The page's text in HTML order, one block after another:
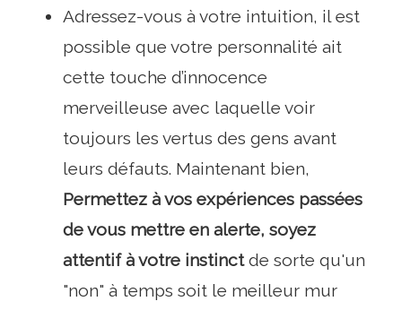
Adressez-vous à votre intuition, il est
possible que votre personnalité ait
cette touche d’innocence
merveilleuse avec laquelle voir
toujours les vertus des gens avant
leurs défauts. Maintenant bien,
Permettez à vos expériences passées
de vous mettre en alerte, soyez
attentif à votre instinctde sorte qu'un
"non" à temps soit le meilleur mur